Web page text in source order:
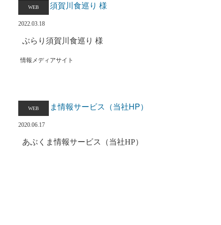
WEB
2022.03.18
ぶらり須賀川食巡り 様
情報メディアサイト
WEB
2020.06.17
あぶくま情報サービス（当社HP）